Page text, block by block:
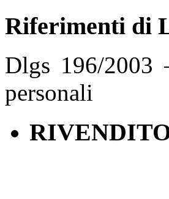
Riferimenti di
Dlgs 196/2003
personali